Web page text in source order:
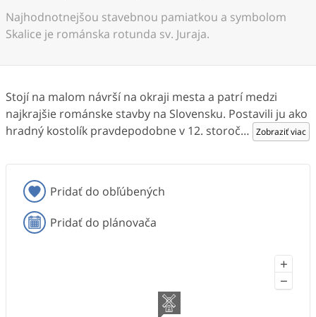
Najhodnotnejšou stavebnou pamiatkou a symbolom
Skalice je románska rotunda sv. Juraja.
Stojí na malom návrší na okraji mesta a patrí medzi
najkrajšie románske stavby na Slovensku. Postavili ju ako
hradný kostolík pravdepodobne v 12. storoč… Zobraziť viac
Pridať do obľúbených
Pridať do plánovača
+
−